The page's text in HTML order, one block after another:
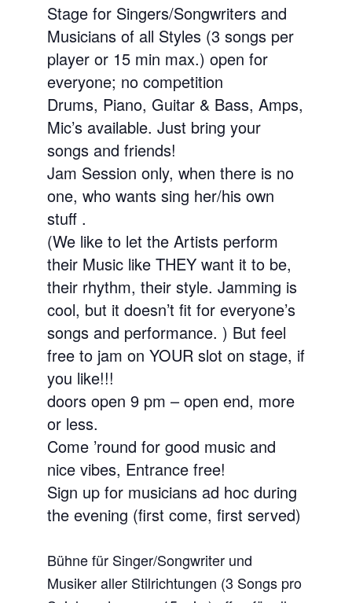
Stage for Singers/Songwriters and
Musicians of all Styles (3 songs per
player or 15 min max.) open for
everyone; no competition
Drums, Piano, Guitar & Bass, Amps,
Mic’s available. Just bring your
songs and friends!
Jam Session only, when there is no
one, who wants sing her/his own
stuff .
(We like to let the Artists perform
their Music like THEY want it to be,
their rhythm, their style. Jamming is
cool, but it doesn’t fit for everyone’s
songs and performance. ) But feel
free to jam on YOUR slot on stage, if
you like!!!
doors open 9 pm – open end, more
or less.
Come ’round for good music and
nice vibes, Entrance free!
Sign up for musicians ad hoc during
the evening (first come, first served)
Bühne für Singer/Songwriter und
Musiker aller Stilrichtungen (3 Songs pro